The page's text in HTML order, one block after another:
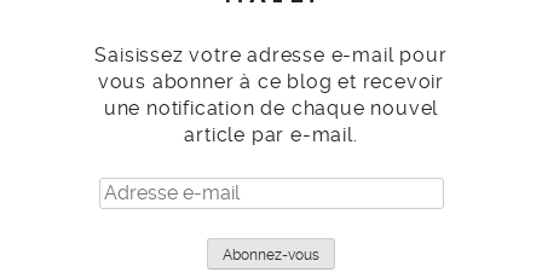
Saisissez votre adresse e-mail pour
vous abonner à ce blog et recevoir
une notification de chaque nouvel
article par e-mail.
Adresse
e-
Abonnez-vous